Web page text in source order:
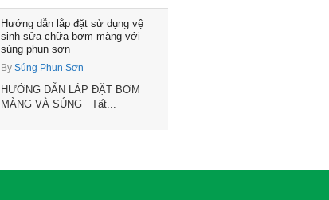
Hướng dẫn lắp đặt sử dụng vệ
sinh sửa chữa bơm màng với
súng phun sơn
By Súng Phun Sơn
HƯỚNG DẪN LẮP ĐẶT BƠM
MÀNG VÀ SÚNG Tất...